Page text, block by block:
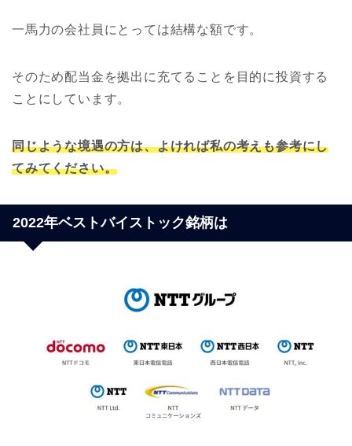
一馬力の会社員にとっては結構な額です。
そのため配当金を拠出に充てることを目的に投資する
ことにしています。
同じような境遇の方は、よければ私の考えも参考にし
てみてください。
2022年ベストバイストック銘柄は